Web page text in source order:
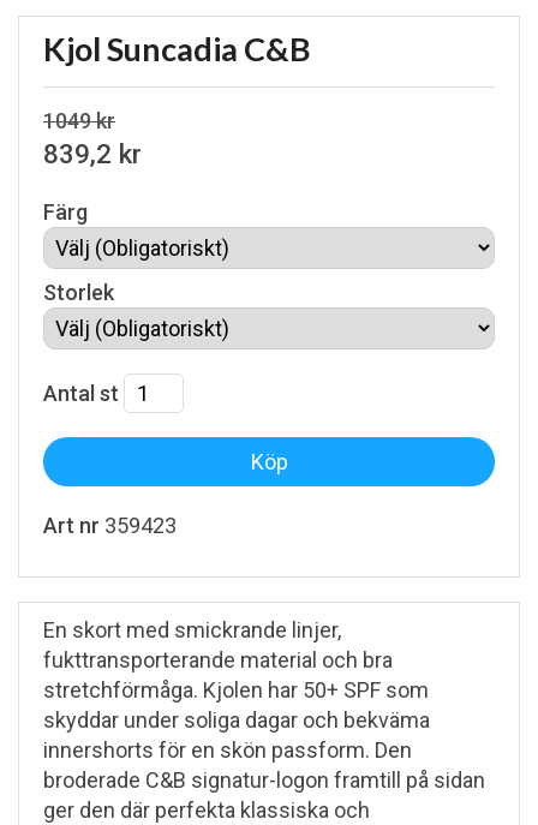
Kjol Suncadia C&B
1049 kr
839,2 kr
Färg
Storlek
Antal st
Art nr 359423
En skort med smickrande linjer,
fukttransporterande material och bra
stretchförmåga. Kjolen har 50+ SPF som
skyddar under soliga dagar och bekväma
innershorts för en skön passform. Den
broderade C&B signatur-logon framtill på sidan
ger den där perfekta klassiska och